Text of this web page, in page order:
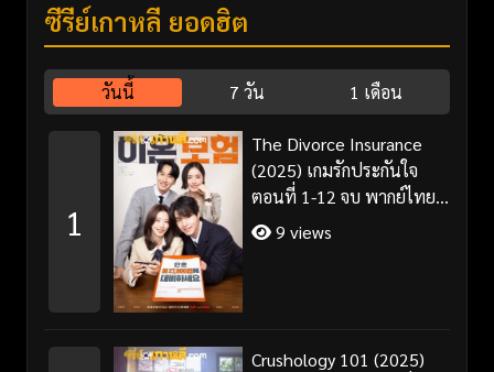
ซีรี่ย์เกาหลี ยอดฮิต
วันนี้ 7 วัน 1 เดือน
1
The Divorce Insurance
(2025) เกมรักประกันใจ
ตอนที่ 1-12 จบ พากย์ไทย
ซับไทย
9 views
Crushology 101 (2025)